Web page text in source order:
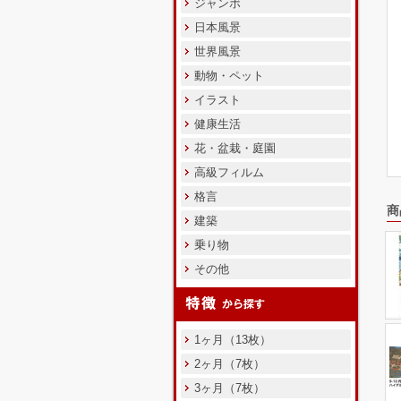
ジャンボ
日本風景
世界風景
動物・ペット
イラスト
健康生活
花・盆栽・庭園
高級フィルム
格言
建築
乗り物
その他
1ヶ月（13枚）
2ヶ月（7枚）
3ヶ月（7枚）